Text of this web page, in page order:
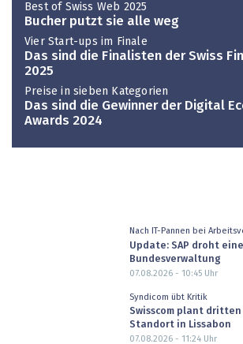
Best of Swiss Web 2025
Bucher putzt sie alle weg
Vier Start-ups im Finale
Das sind die Finalisten der Swiss
2025
Preise in sieben Kategorien
Das sind die Gewinner der Digital
Awards 2024
Nach IT-Pannen bei
Update: SAP droht
Bundesverwaltung
07.08.2026 - 10:45Uhr
Syndicom übt Kritik
Swisscom plant
Standort in Lissabon
07.08.2026 - 11:24Uhr